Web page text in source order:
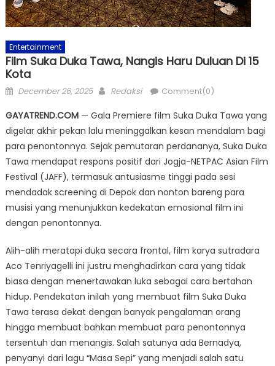
Entertainment
Film Suka Duka Tawa, Nangis Haru Duluan Di 15
Kota
Posted
December 26, 2025 Author
Redaksi Comment(0)
GAYATREND.COM— Gala Premiere film Suka Duka Tawa yang
digelar akhir pekan lalu meninggalkan kesan mendalam bagi
para penontonnya. Sejak pemutaran perdananya, Suka Duka
Tawa mendapat respons positif dari Jogja-NETPAC Asian Film
Festival (JAFF), termasuk antusiasme tinggi pada sesi
mendadak screening di Depok dan nonton bareng para
musisi yang menunjukkan kedekatan emosional film ini
dengan penontonnya.
Alih-alih meratapi duka secara frontal, film karya sutradara
Aco Tenriyagelli ini justru menghadirkan cara yang tidak
biasa dengan menertawakan luka sebagai cara bertahan
hidup. Pendekatan inilah yang membuat film Suka Duka
Tawa terasa dekat dengan banyak pengalaman orang
hingga membuat bahkan membuat para penontonnya
tersentuh dan menangis. Salah satunya ada Bernadya,
penyanyi dari lagu “Masa Sepi” yang menjadi salah satu